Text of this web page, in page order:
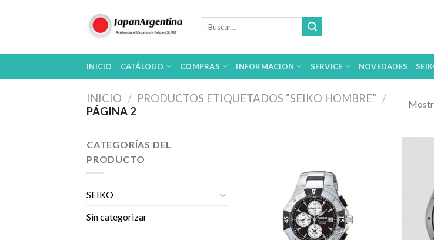
INICIO CATÁLOGO COMPRAS INFORMACION SERVICE NOVEDADES
INICIO / PRODUCTOS ETIQUETADOS “SEIKO HOMBRE” /
PÁGINA 2
CATEGORÍAS DEL
PRODUCTO
SEIKO
Sin categorizar